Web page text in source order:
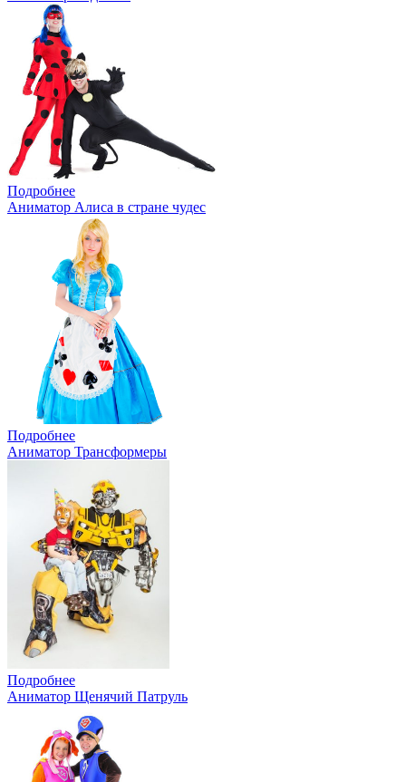
Подробнее
Аниматор Алиса в стране чудес
Подробнее
Аниматор Трансформеры
Подробнее
Аниматор Щенячий Патруль